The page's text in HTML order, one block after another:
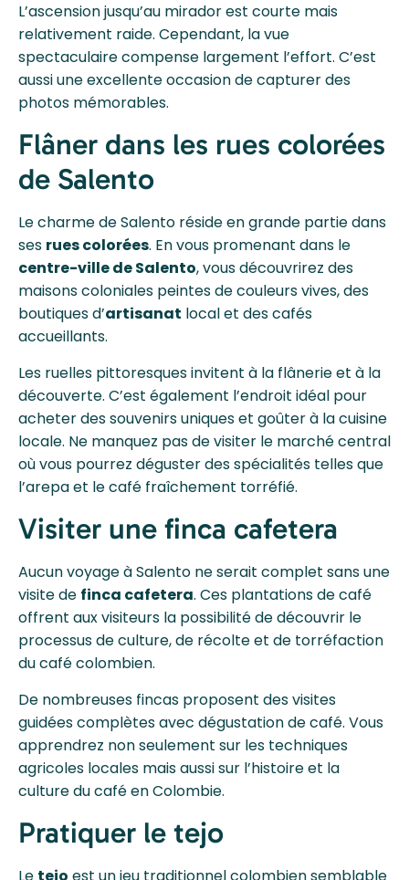
L’ascension jusqu’au mirador est courte mais
relativement raide. Cependant, la vue
spectaculaire compense largement l’effort. C’est
aussi une excellente occasion de capturer des
photos mémorables.
Flâner dans les rues colorées
de Salento
Le charme de Salento réside en grande partie dans
ses rues colorées. En vous promenant dans le
centre-ville de Salento, vous découvrirez des
maisons coloniales peintes de couleurs vives, des
boutiques d’artisanat local et des cafés
accueillants.
Les ruelles pittoresques invitent à la flânerie et à la
découverte. C’est également l’endroit idéal pour
acheter des souvenirs uniques et goûter à la cuisine
locale. Ne manquez pas de visiter le marché central
où vous pourrez déguster des spécialités telles que
l’arepa et le café fraîchement torréfié.
Visiter une finca cafetera
Aucun voyage à Salento ne serait complet sans une
visite de finca cafetera. Ces plantations de café
offrent aux visiteurs la possibilité de découvrir le
processus de culture, de récolte et de torréfaction
du café colombien.
De nombreuses fincas proposent des visites
guidées complètes avec dégustation de café. Vous
apprendrez non seulement sur les techniques
agricoles locales mais aussi sur l’histoire et la
culture du café en Colombie.
Pratiquer le tejo